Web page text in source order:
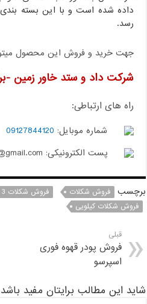
داده شده است و با این بسته
رسد.
جهت خرید و فروش این محصول
شرکت داد و ستد خاور زمین -
راه های ارتباطی:
شماره موبایل: 09127844120
پست الکترونیکی: berkamanco@gmail.com
برچسب فروش شکلات فروش شکلات 3 کیلویی
فروش شکلات کیلویی
قبلی
فروش پودر قهوه فوری
اسپرسو
شاید این مطالب برایتان مفید باشد